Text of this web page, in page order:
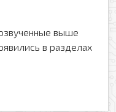
выше
в разделах
с
моих